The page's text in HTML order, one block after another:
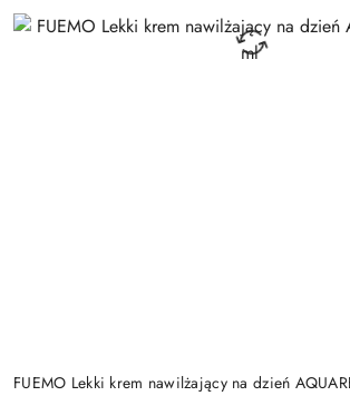
FUEMO Lekki krem nawilżający na dzień